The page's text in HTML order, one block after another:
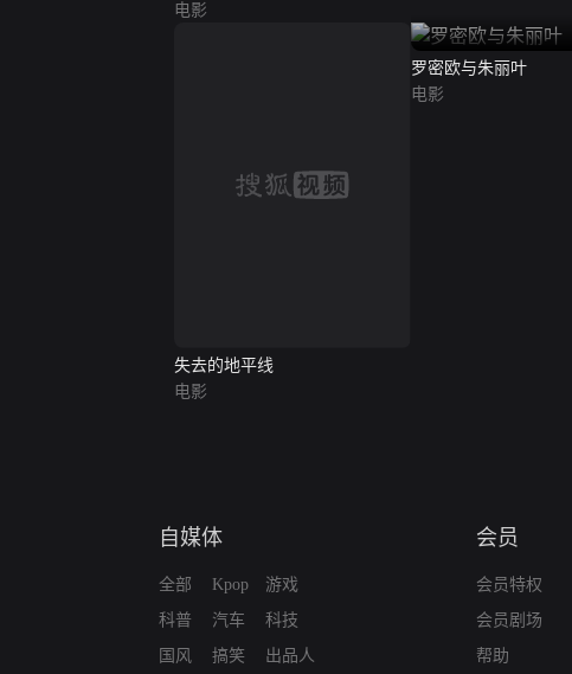
电影
失去的地平线
电影
罗密欧与朱丽叶
电影
自媒体
全部
科普
国风
Kpop
汽车
搞笑
游戏
科技
出品人
会员
会员特权
会员剧场
帮助